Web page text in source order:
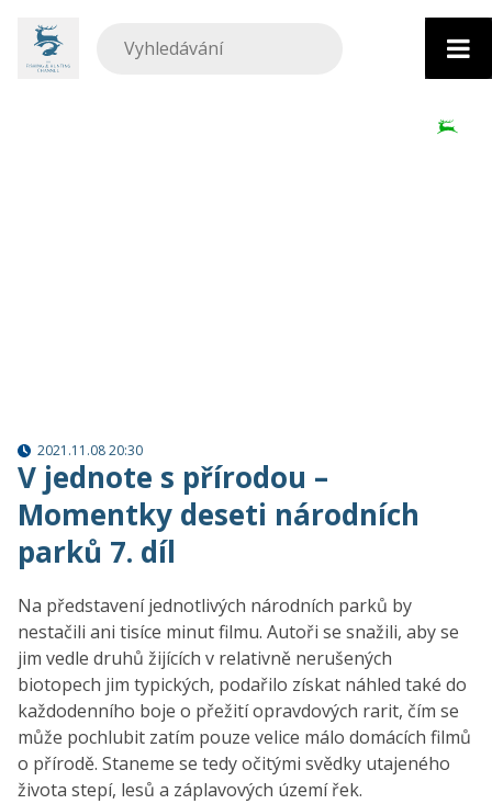
obsahu
2021.11.08 20:30
V jednote s přírodou –
Momentky deseti národních
parků 7. díl
Na představení jednotlivých národních parků by
nestačili ani tisíce minut filmu. Autoři se snažili, aby se
jim vedle druhů žijících v relativně nerušených
biotopech jim typických, podařilo získat náhled také do
každodenního boje o přežití opravdových rarit, čím se
může pochlubit zatím pouze velice málo domácích filmů
o přírodě. Staneme se tedy očitými svědky utajeného
života stepí, lesů a záplavových území řek.